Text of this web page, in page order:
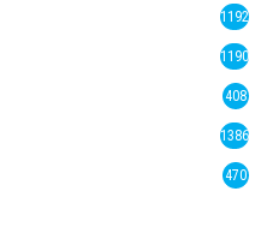
1192
1190
408
1386
470